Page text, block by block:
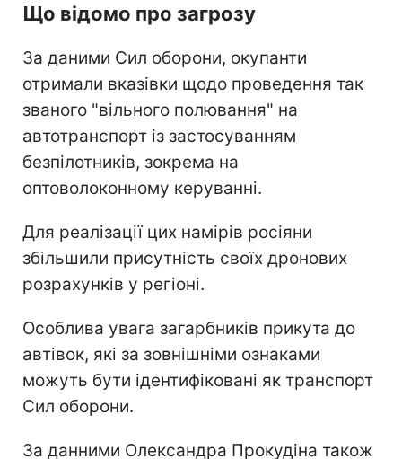
Що відомо про загрозу
За даними Сил оборони, окупанти
отримали вказівки щодо проведення так
званого "вільного полювання" на
автотранспорт із застосуванням
безпілотників, зокрема на
оптоволоконному керуванні.
Для реалізації цих намірів росіяни
збільшили присутність своїх дронових
розрахунків у регіоні.
Особлива увага загарбників прикута до
автівок, які за зовнішніми ознаками
можуть бути ідентифіковані як транспорт
Сил оборони.
За данними Олександра Прокудіна також